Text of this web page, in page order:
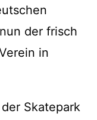
der frisch
in
Skatepark